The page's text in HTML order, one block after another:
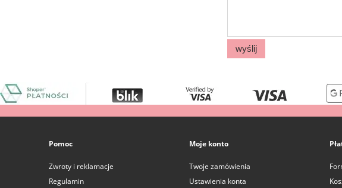
wyślij
Pomoc
Zwroty i reklamacje
Regulamin
Moje konto
Twoje zamówienia
Ustawienia konta